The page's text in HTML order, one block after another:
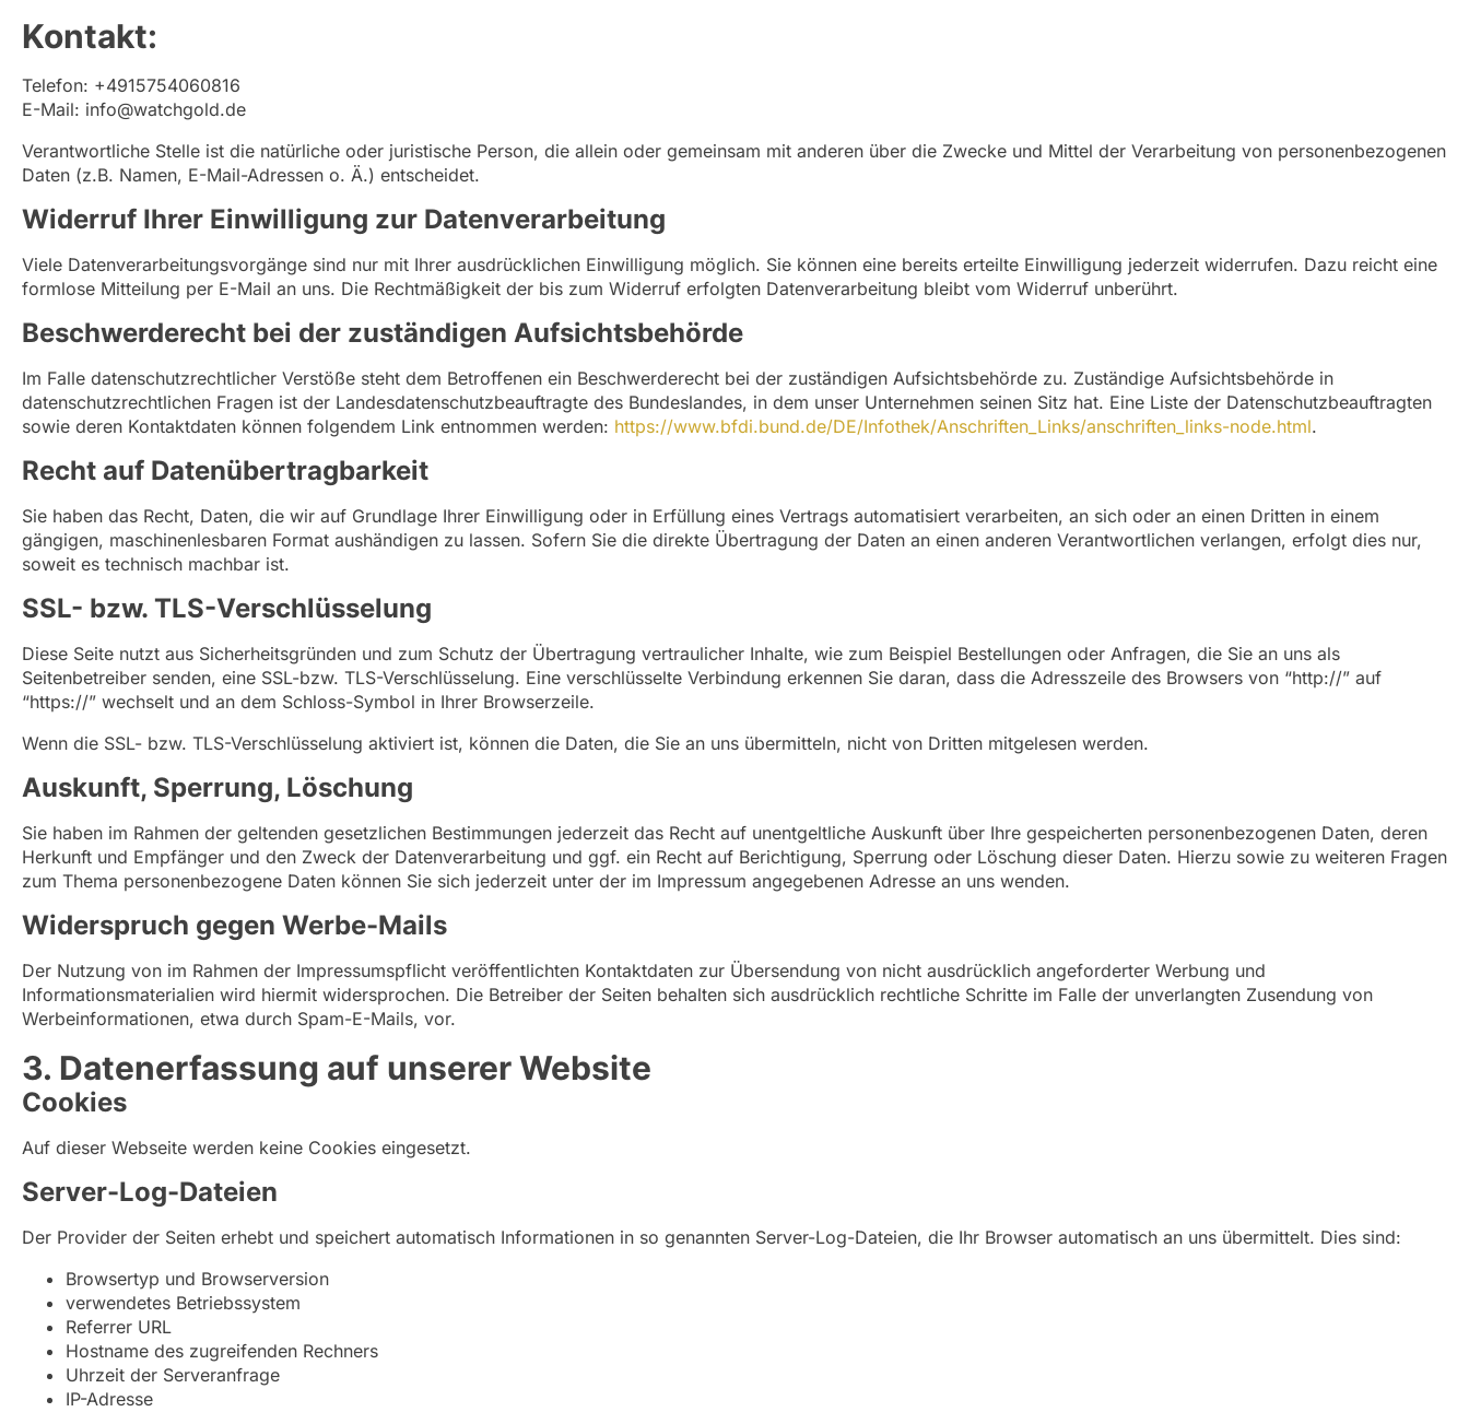
Kontakt:
Telefon: +4915754060816
E-Mail: info@watchgold.de
Verantwortliche Stelle ist die natürliche oder juristische Person, die allein oder gemeinsam mit anderen über die Zwecke und Mittel der Verarbeitung von personenbezogenen
Daten (z.B. Namen, E-Mail-Adressen o. Ä.) entscheidet.
Widerruf Ihrer Einwilligung zur Datenverarbeitung
Viele Datenverarbeitungsvorgänge sind nur mit Ihrer ausdrücklichen Einwilligung möglich. Sie können eine bereits erteilte Einwilligung jederzeit widerrufen. Dazu reicht eine
formlose Mitteilung per E-Mail an uns. Die Rechtmäßigkeit der bis zum Widerruf erfolgten Datenverarbeitung bleibt vom Widerruf unberührt.
Beschwerderecht bei der zuständigen Aufsichtsbehörde
Im Falle datenschutzrechtlicher Verstöße steht dem Betroffenen ein Beschwerderecht bei der zuständigen Aufsichtsbehörde zu. Zuständige Aufsichtsbehörde in
datenschutzrechtlichen Fragen ist der Landesdatenschutzbeauftragte des Bundeslandes, in dem unser Unternehmen seinen Sitz hat. Eine Liste der Datenschutzbeauftragten
sowie deren Kontaktdaten können folgendem Link entnommen werden: https://www.bfdi.bund.de/DE/Infothek/Anschriften_Links/anschriften_links-node.html.
Recht auf Datenübertragbarkeit
Sie haben das Recht, Daten, die wir auf Grundlage Ihrer Einwilligung oder in Erfüllung eines Vertrags automatisiert verarbeiten, an sich oder an einen Dritten in einem
gängigen, maschinenlesbaren Format aushändigen zu lassen. Sofern Sie die direkte Übertragung der Daten an einen anderen Verantwortlichen verlangen, erfolgt dies nur,
soweit es technisch machbar ist.
SSL- bzw. TLS-Verschlüsselung
Diese Seite nutzt aus Sicherheitsgründen und zum Schutz der Übertragung vertraulicher Inhalte, wie zum Beispiel Bestellungen oder Anfragen, die Sie an uns als
Seitenbetreiber senden, eine SSL-bzw. TLS-Verschlüsselung. Eine verschlüsselte Verbindung erkennen Sie daran, dass die Adresszeile des Browsers von “http://” auf
“https://” wechselt und an dem Schloss-Symbol in Ihrer Browserzeile.
Wenn die SSL- bzw. TLS-Verschlüsselung aktiviert ist, können die Daten, die Sie an uns übermitteln, nicht von Dritten mitgelesen werden.
Auskunft, Sperrung, Löschung
Sie haben im Rahmen der geltenden gesetzlichen Bestimmungen jederzeit das Recht auf unentgeltliche Auskunft über Ihre gespeicherten personenbezogenen Daten, deren
Herkunft und Empfänger und den Zweck der Datenverarbeitung und ggf. ein Recht auf Berichtigung, Sperrung oder Löschung dieser Daten. Hierzu sowie zu weiteren Fragen
zum Thema personenbezogene Daten können Sie sich jederzeit unter der im Impressum angegebenen Adresse an uns wenden.
Widerspruch gegen Werbe-Mails
Der Nutzung von im Rahmen der Impressumspflicht veröffentlichten Kontaktdaten zur Übersendung von nicht ausdrücklich angeforderter Werbung und
Informationsmaterialien wird hiermit widersprochen. Die Betreiber der Seiten behalten sich ausdrücklich rechtliche Schritte im Falle der unverlangten Zusendung von
Werbeinformationen, etwa durch Spam-E-Mails, vor.
3. Datenerfassung auf unserer Website
Cookies
Auf dieser Webseite werden keine Cookies eingesetzt.
Server-Log-Dateien
Der Provider der Seiten erhebt und speichert automatisch Informationen in so genannten Server-Log-Dateien, die Ihr Browser automatisch an uns übermittelt. Dies sind:
Browsertyp und Browserversion
verwendetes Betriebssystem
Referrer URL
Hostname des zugreifenden Rechners
Uhrzeit der Serveranfrage
IP-Adresse